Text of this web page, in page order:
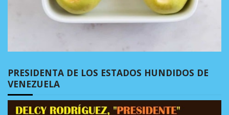
PRESIDENTA DE LOS ESTADOS HUNDIDOS DE
VENEZUELA